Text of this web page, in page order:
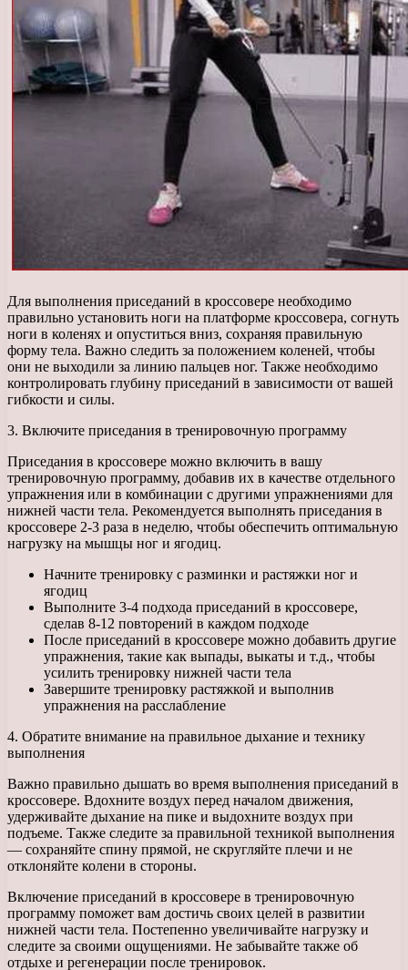
Для выполнения приседаний в кроссовере необходимо
правильно установить ноги на платформе кроссовера, согнуть
ноги в коленях и опуститься вниз, сохраняя правильную
форму тела. Важно следить за положением коленей, чтобы
они не выходили за линию пальцев ног. Также необходимо
контролировать глубину приседаний в зависимости от вашей
гибкости и силы.
3. Включите приседания в тренировочную программу
Приседания в кроссовере можно включить в вашу
тренировочную программу, добавив их в качестве отдельного
упражнения или в комбинации с другими упражнениями для
нижней части тела. Рекомендуется выполнять приседания в
кроссовере 2-3 раза в неделю, чтобы обеспечить оптимальную
нагрузку на мышцы ног и ягодиц.
Начните тренировку с разминки и растяжки ног и
ягодиц
Выполните 3-4 подхода приседаний в кроссовере,
сделав 8-12 повторений в каждом подходе
После приседаний в кроссовере можно добавить другие
упражнения, такие как выпады, выкаты и т.д., чтобы
усилить тренировку нижней части тела
Завершите тренировку растяжкой и выполнив
упражнения на расслабление
4. Обратите внимание на правильное дыхание и технику
выполнения
Важно правильно дышать во время выполнения приседаний в
кроссовере. Вдохните воздух перед началом движения,
удерживайте дыхание на пике и выдохните воздух при
подъеме. Также следите за правильной техникой выполнения
— сохраняйте спину прямой, не скругляйте плечи и не
отклоняйте колени в стороны.
Включение приседаний в кроссовере в тренировочную
программу поможет вам достичь своих целей в развитии
нижней части тела. Постепенно увеличивайте нагрузку и
следите за своими ощущениями. Не забывайте также об
отдыхе и регенерации после тренировок.